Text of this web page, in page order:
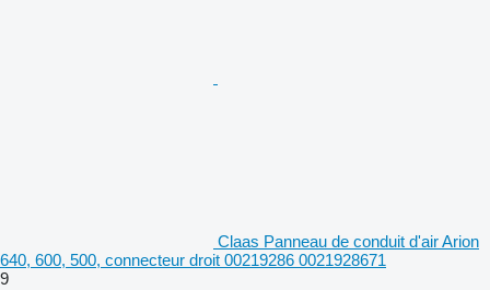
Claas Panneau de conduit d'air Arion
640, 600, 500, connecteur droit 00219286 0021928671
9